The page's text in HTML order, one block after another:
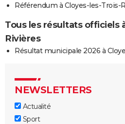
Référendum à Cloyes-les-Trois-
Tous les résultats officiels
Rivières
Résultat municipale 2026 à
NEWSLETTERS
Actualité
Sport